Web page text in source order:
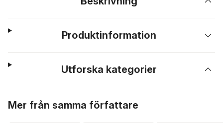
Produktinformation
Utforska kategorier
Mer från samma författare